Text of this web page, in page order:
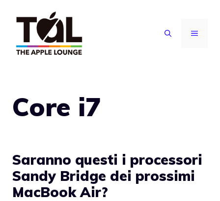
contenuto
MENU
Core i7
Saranno questi i processori
Sandy Bridge dei prossimi
MacBook Air?